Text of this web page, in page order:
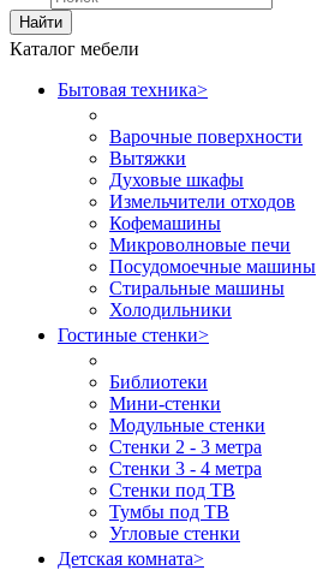
Найти
Каталог мебели
Бытовая техника>
Варочные поверхности
Вытяжки
Духовые шкафы
Измельчители отходов
Кофемашины
Микроволновые печи
Посудомоечные машины
Стиральные машины
Холодильники
Гостиные стенки>
Библиотеки
Мини-стенки
Модульные стенки
Стенки 2 - 3 метра
Стенки 3 - 4 метра
Стенки под ТВ
Тумбы под ТВ
Угловые стенки
Детская комната>